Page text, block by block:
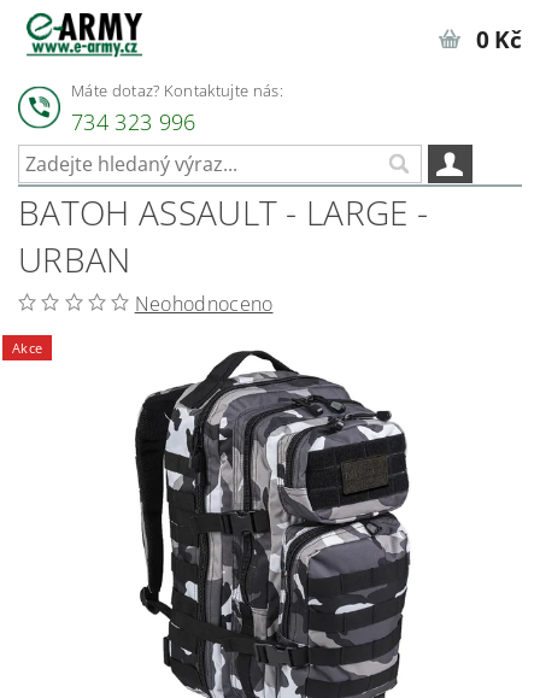
Máte dotaz? Kontaktujte nás:
734 323 996
0 Kč
BATOH ASSAULT - LARGE -
URBAN
Neohodnoceno
Akce